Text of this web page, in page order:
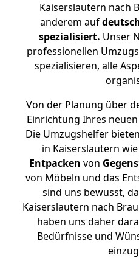
Kaiserslautern nach
anderem auf
spezialisiert. Unser
professionellen
spezialisieren, alle
Von der Planung über
Einrichtung Ihres
Die Umzugshelfer
in Kaiserslautern
Entpacken von
von Möbeln und das
sind uns bewusst,
Kaiserslautern nach
haben uns daher
Bedürfnisse und